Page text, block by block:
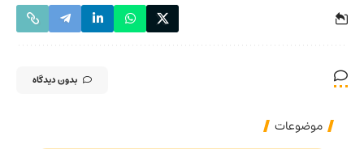
بدون دیدگاه
موضوعات